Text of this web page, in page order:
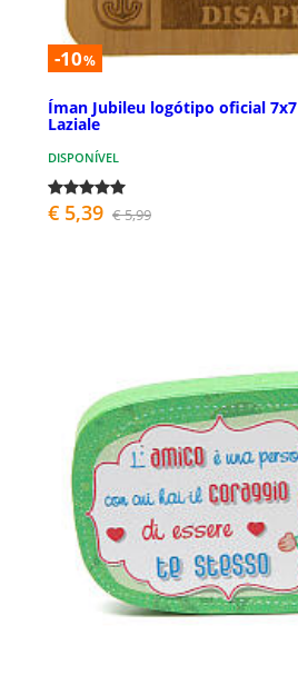
-10%
Íman Jubileu logótipo oficial
Laziale
DISPONÍVEL
€ 5,39 € 5,99